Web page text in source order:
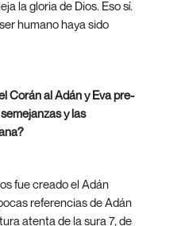
la gloria de Dios. Eso sí.
humano haya sido
Corán al Adán y Eva pre-
y las
fue creado el Adán
referencias de Adán
atenta de la sura 7, de